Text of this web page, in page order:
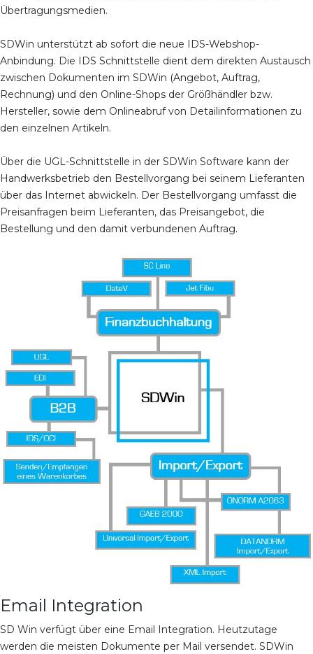
Übertragungsmedien.
SDWin unterstützt ab sofort die neue IDS-Webshop-
Anbindung. Die IDS Schnittstelle dient dem direkten Austausch
zwischen Dokumenten im SDWin (Angebot, Auftrag,
Rechnung) und den Online-Shops der Größhändler bzw.
Hersteller, sowie dem Onlineabruf von Detailinformationen zu
den einzelnen Artikeln.
Über die UGL-Schnittstelle in der SDWin Software kann der
Handwerksbetrieb den Bestellvorgang bei seinem Lieferanten
über das Internet abwickeln. Der Bestellvorgang umfasst die
Preisanfragen beim Lieferanten, das Preisangebot, die
Bestellung und den damit verbundenen Auftrag.
Email Integration
SD Win verfügt über eine Email Integration. Heutzutage
werden die meisten Dokumente per Mail versendet. SDWin